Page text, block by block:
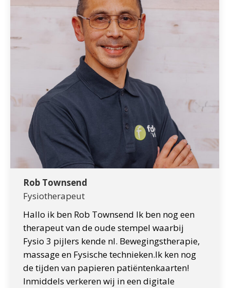
Rob Townsend
Fysiotherapeut
Hallo ik ben Rob Townsend Ik ben nog een
therapeut van de oude stempel waarbij
Fysio 3 pijlers kende nl. Bewegingstherapie,
massage en Fysische technieken.Ik ken nog
de tijden van papieren patiëntenkaarten!
Inmiddels verkeren wij in een digitale